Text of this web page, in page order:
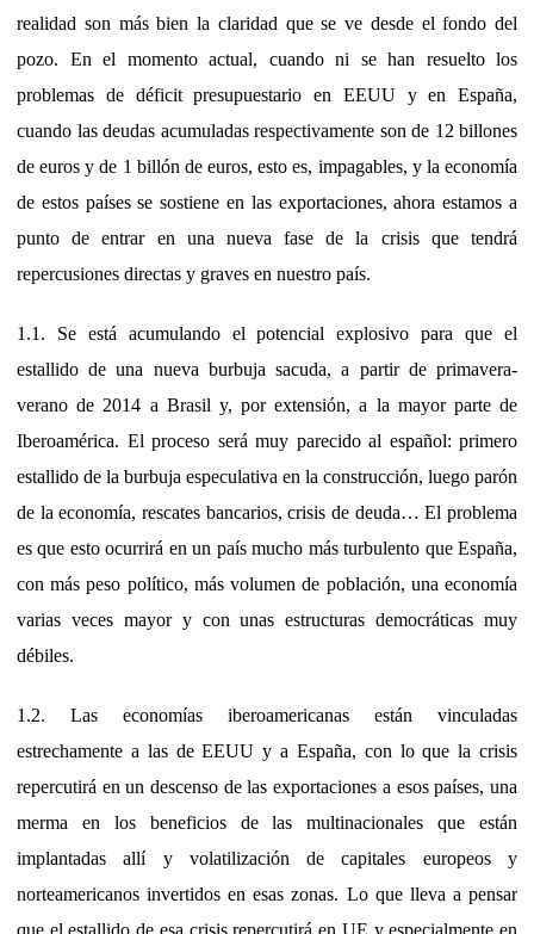
realidad son más bien la claridad que se ve desde el fondo del
pozo. En el momento actual, cuando ni se han resuelto los
problemas de déficit presupuestario en EEUU y en España,
cuando las deudas acumuladas respectivamente son de 12 billones
de euros y de 1 billón de euros, esto es, impagables, y la economía
de estos países se sostiene en las exportaciones, ahora estamos a
punto de entrar en una nueva fase de la crisis que tendrá
repercusiones directas y graves en nuestro país.
1.1. Se está acumulando el potencial explosivo para que el
estallido de una nueva burbuja sacuda, a partir de primavera-
verano de 2014 a Brasil y, por extensión, a la mayor parte de
Iberoamérica. El proceso será muy parecido al español: primero
estallido de la burbuja especulativa en la construcción, luego parón
de la economía, rescates bancarios, crisis de deuda… El problema
es que esto ocurrirá en un país mucho más turbulento que España,
con más peso político, más volumen de población, una economía
varias veces mayor y con unas estructuras democráticas muy
débiles.
1.2. Las economías iberoamericanas están vinculadas
estrechamente a las de EEUU y a España, con lo que la crisis
repercutirá en un descenso de las exportaciones a esos países, una
merma en los beneficios de las multinacionales que están
implantadas allí y volatilización de capitales europeos y
norteamericanos invertidos en esas zonas. Lo que lleva a pensar
que el estallido de esa crisis repercutirá en UE y especialmente en